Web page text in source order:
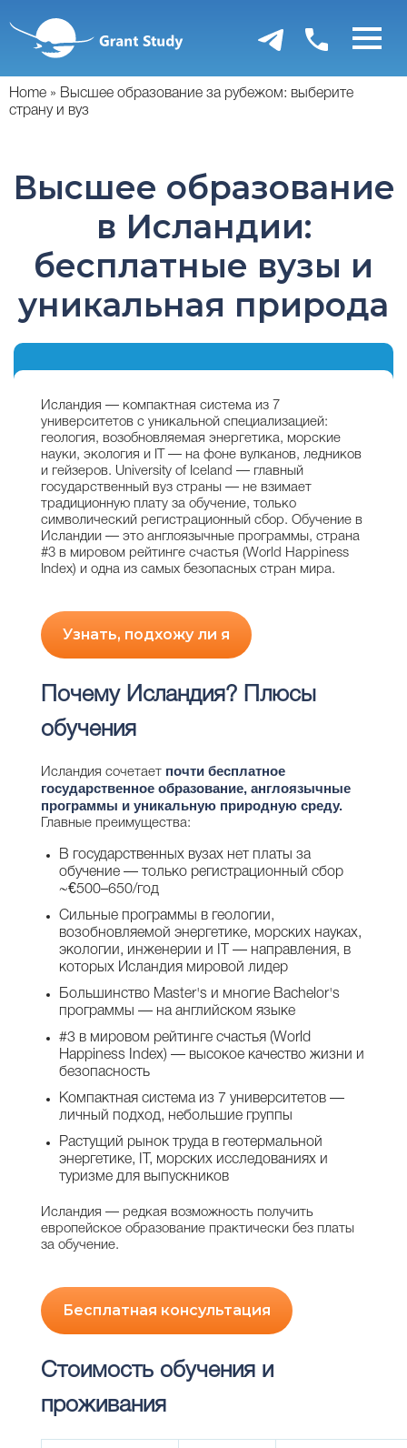
основному
содержанию
Home
Высшее образование за рубежом: выберите
страну и вуз
Высшее образование
в Исландии:
бесплатные вузы и
уникальная природа
Исландия — компактная система из 7
университетов с уникальной специализацией:
геология, возобновляемая энергетика, морские
науки, экология и IT — на фоне вулканов, ледников
и гейзеров. University of Iceland — главный
государственный вуз страны — не взимает
традиционную плату за обучение, только
символический регистрационный сбор. Обучение в
Исландии — это англоязычные программы, страна
#3 в мировом рейтинге счастья (World Happiness
Index) и одна из самых безопасных стран мира.
Узнать, подхожу ли я
Почему Исландия? Плюсы
обучения
Исландия сочетает почти бесплатное
государственное образование, англоязычные
программы и уникальную природную среду.
Главные преимущества:
В государственных вузах нет платы за
обучение — только регистрационный сбор
~€500–650/год
Сильные программы в геологии,
возобновляемой энергетике, морских науках,
экологии, инженерии и IT — направления, в
которых Исландия мировой лидер
Большинство Master's и многие Bachelor's
программы — на английском языке
#3 в мировом рейтинге счастья (World
Happiness Index) — высокое качество жизни и
безопасность
Компактная система из 7 университетов —
личный подход, небольшие группы
Растущий рынок труда в геотермальной
энергетике, IT, морских исследованиях и
туризме для выпускников
Исландия — редкая возможность получить
европейское образование практически без платы
за обучение.
Бесплатная консультация
Стоимость обучения и
проживания